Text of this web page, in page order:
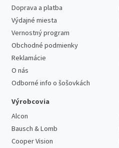
Doprava a platba
Výdajné miesta
Vernostný program
Obchodné podmienky
Reklamácie
O nás
Odborné info o šošovkách
Výrobcovia
Alcon
Bausch & Lomb
Cooper Vision